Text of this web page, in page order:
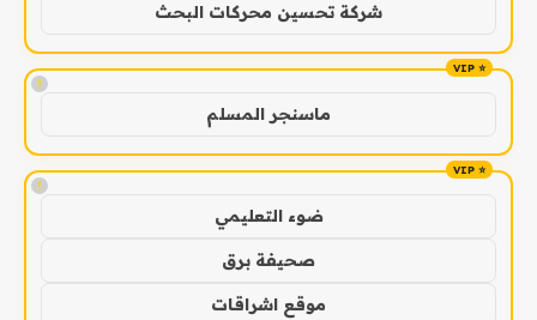
شركة تحسين محركات البحث
!
ماسنجر المسلم
!
ضوء التعليمي
صحيفة برق
موقع اشراقات